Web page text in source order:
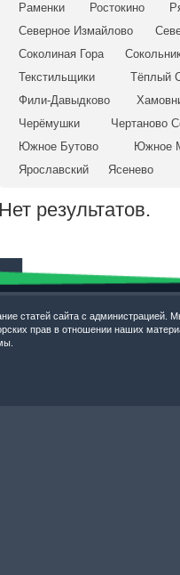
Раменки
Ростокино
Северное Измайлово
Соколиная Гора
Текстильщики
Тёплый
Фили-Давыдково
Черёмушки
Чертаново
Южное Бутово
Южное
Ярославский
Ясенево
Нет результатов.
статей сайта с администрацией.
прав в отношении наших